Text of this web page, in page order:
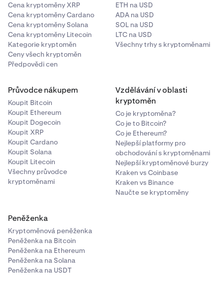
Cena kryptoměny XRP
Cena kryptoměny Cardano
Cena kryptoměny Solana
Cena kryptoměny Litecoin
Kategorie kryptoměn
Ceny všech kryptoměn
Předpovědi cen
ETH na USD
ADA na USD
SOL na USD
LTC na USD
Všechny trhy s kryptoměnami
Průvodce nákupem
Koupit Bitcoin
Koupit Ethereum
Koupit Dogecoin
Koupit XRP
Koupit Cardano
Koupit Solana
Koupit Litecoin
Všechny průvodce
kryptoměnami
Vzdělávání v oblasti
kryptoměn
Co je kryptoměna?
Co je to Bitcoin?
Co je Ethereum?
Nejlepší platformy pro
obchodování s kryptoměnami
Nejlepší kryptoměnové burzy
Kraken vs Coinbase
Kraken vs Binance
Naučte se kryptoměny
Peněženka
Kryptoměnová peněženka
Peněženka na Bitcoin
Peněženka na Ethereum
Peněženka na Solana
Peněženka na USDT